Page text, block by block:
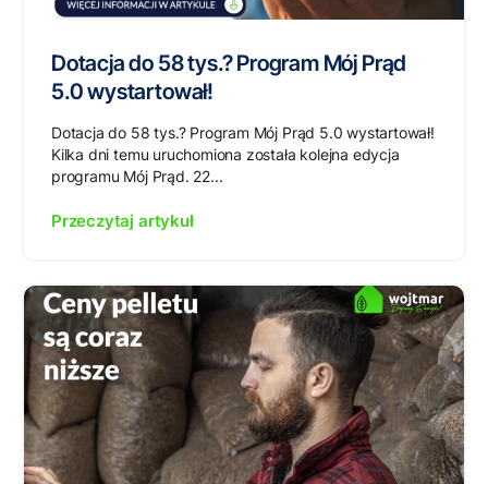
Dotacja do 58 tys.? Program Mój Prąd
5.0 wystartował!
Dotacja do 58 tys.? Program Mój Prąd 5.0 wystartował!
Kilka dni temu uruchomiona została kolejna edycja
programu Mój Prąd. 22...
Przeczytaj artykuł